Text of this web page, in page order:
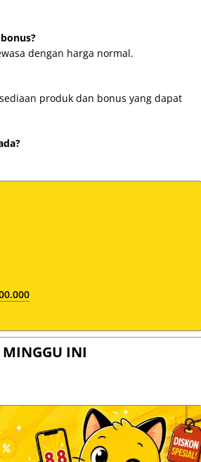
dengan harga normal.
produk dan bonus yang dapat
MINGGU INI